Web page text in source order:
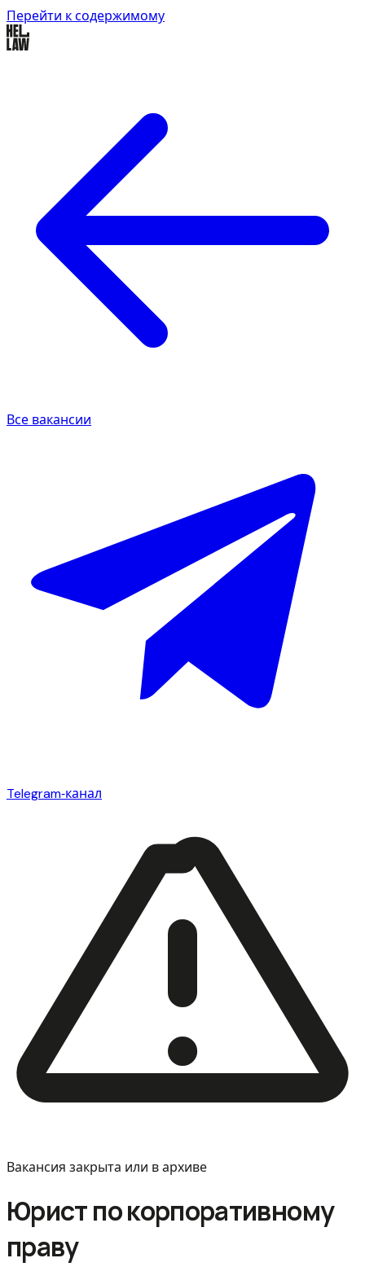
Перейти к содержимому
Все вакансии
Telegram‑канал
Вакансия закрыта или в архиве
Юрист по корпоративному
праву